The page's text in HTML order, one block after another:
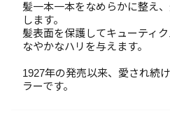
髪一本一本をなめらかに整え
します。
髪表面を保護してキューティ
なやかなハリを与えます。
1927年の発売以来、愛され続
ラーです。